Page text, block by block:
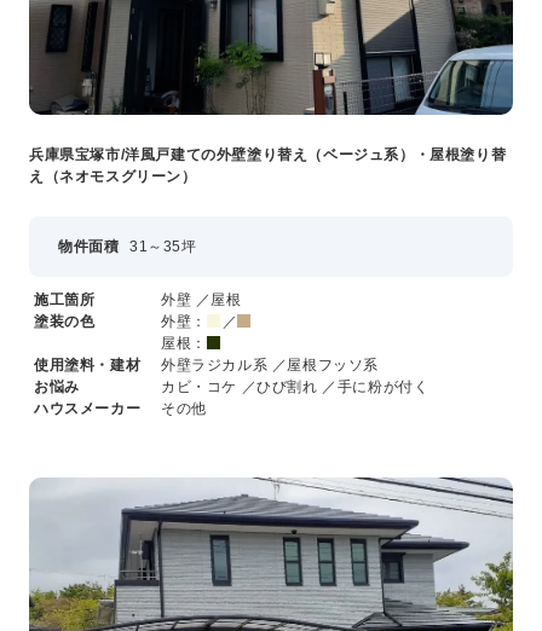
兵庫県宝塚市/洋風戸建ての外壁塗り替え（ベージュ系）・屋根塗り替
え（ネオモスグリーン）
物件面積 31～35坪
施工箇所
外壁 ／屋根
塗装の色
外壁：
／
屋根：
使用塗料・建材
外壁ラジカル系 ／屋根フッソ系
お悩み
カビ・コケ ／ひび割れ ／手に粉が付く
ハウスメーカー
その他